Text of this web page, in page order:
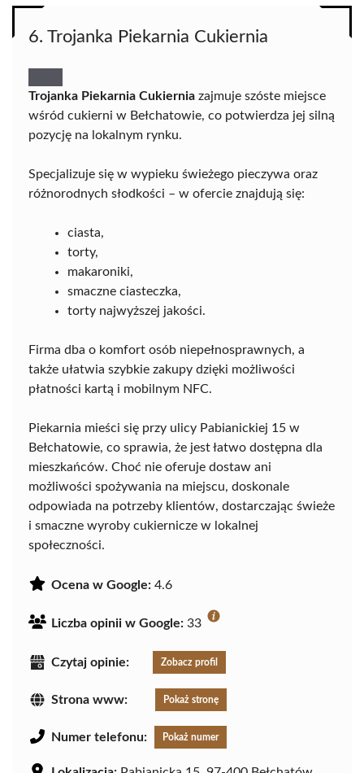
6. Trojanka Piekarnia Cukiernia
Trojanka Piekarnia Cukiernia zajmuje szóste miejsce
wśród cukierni w Bełchatowie, co potwierdza jej silną
pozycję na lokalnym rynku.
Specjalizuje się w wypieku świeżego pieczywa oraz
różnorodnych słodkości – w ofercie znajdują się:
ciasta,
torty,
makaroniki,
smaczne ciasteczka,
torty najwyższej jakości.
Firma dba o komfort osób niepełnosprawnych, a
także ułatwia szybkie zakupy dzięki możliwości
płatności kartą i mobilnym NFC.
Piekarnia mieści się przy ulicy Pabianickiej 15 w
Bełchatowie, co sprawia, że jest łatwo dostępna dla
mieszkańców. Choć nie oferuje dostaw ani
możliwości spożywania na miejscu, doskonale
odpowiada na potrzeby klientów, dostarczając świeże
i smaczne wyroby cukiernicze w lokalnej
społeczności.
Ocena w Google: 4.6
Liczba opinii w Google: 33
Czytaj opinie: Zobacz profil
Strona www: Pokaż stronę
Numer telefonu: Pokaż numer